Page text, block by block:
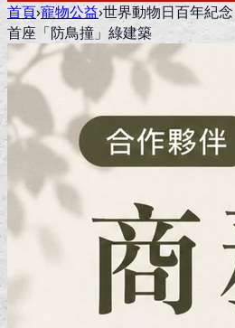
首頁›寵物公益›世界動物日百年紀
首座「防鳥撞」綠建築